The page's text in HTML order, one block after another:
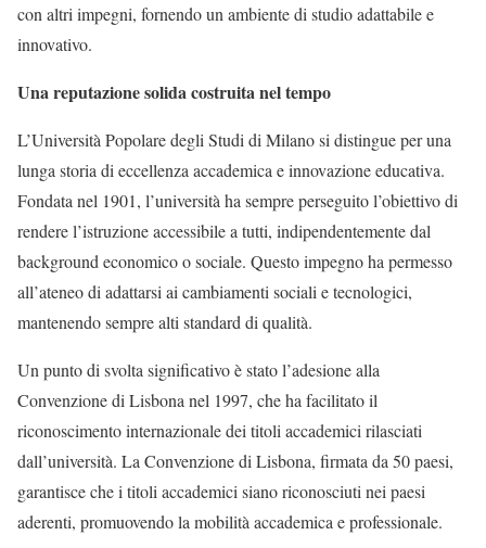
con altri impegni, fornendo un ambiente di studio adattabile e
innovativo​​.
Una reputazione solida costruita nel tempo
L’Università Popolare degli Studi di Milano si distingue per una
lunga storia di eccellenza accademica e innovazione educativa.
Fondata nel 1901, l’università ha sempre perseguito l’obiettivo di
rendere l’istruzione accessibile a tutti, indipendentemente dal
background economico o sociale​​. Questo impegno ha permesso
all’ateneo di adattarsi ai cambiamenti sociali e tecnologici,
mantenendo sempre alti standard di qualità.
Un punto di svolta significativo è stato l’adesione alla
Convenzione di Lisbona nel 1997, che ha facilitato il
riconoscimento internazionale dei titoli accademici rilasciati
dall’università. La Convenzione di Lisbona, firmata da 50 paesi,
garantisce che i titoli accademici siano riconosciuti nei paesi
aderenti, promuovendo la mobilità accademica e professionale​.